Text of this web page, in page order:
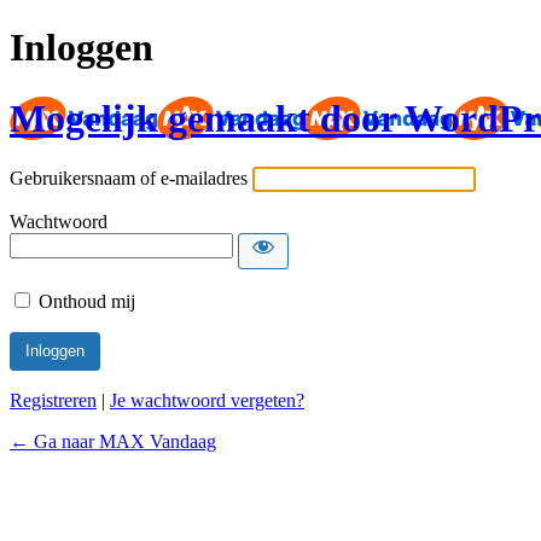
Inloggen
Mogelijk gemaakt door
Gebruikersnaam of e-mailadres
Wachtwoord
Onthoud mij
Registreren | Je wachtwoord vergeten?
← Ga naar MAX Vandaag